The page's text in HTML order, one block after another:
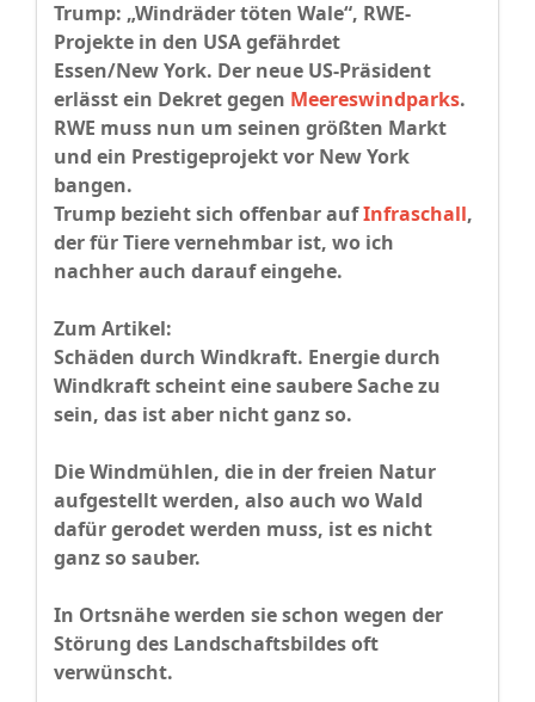
Trump: „Windräder töten Wale“, RWE-
Projekte in den USA gefährdet
Essen/New York. Der neue US-Präsident
erlässt ein Dekret gegen Meereswindparks.
RWE muss nun um seinen größten Markt
und ein Prestigeprojekt vor New York
bangen.
Trump bezieht sich offenbar aufInfraschall,
der für Tiere vernehmbar ist, wo ich
nachher auch darauf eingehe.
Zum Artikel:
Schäden durch Windkraft. Energie durch
Windkraft scheint eine saubere Sache zu
sein, das ist aber nicht ganz so.
Die Windmühlen, die in der freien Natur
aufgestellt werden, also auch wo Wald
dafür gerodet werden muss, ist es nicht
ganz so sauber.
In Ortsnähe werden sie schon wegen der
Störung des Landschaftsbildes oft
verwünscht.